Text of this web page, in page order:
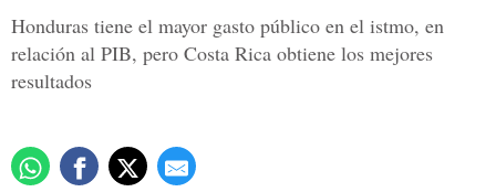
Honduras tiene el mayor gasto público en el istmo, en
relación al PIB, pero Costa Rica obtiene los mejores
resultados